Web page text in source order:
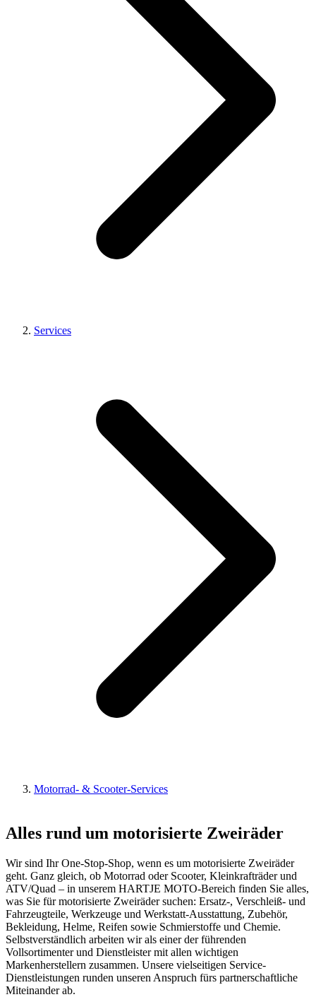
Services
Motorrad- & Scooter-Services
Alles rund um motorisierte Zweiräder
Wir sind Ihr One-Stop-Shop, wenn es um motorisierte Zweiräder
geht. Ganz gleich, ob Motorrad oder Scooter, Kleinkrafträder und
ATV/Quad – in unserem HARTJE MOTO-Bereich finden Sie alles,
was Sie für motorisierte Zweiräder suchen: Ersatz-, Verschleiß- und
Fahrzeugteile, Werkzeuge und Werkstatt-Ausstattung, Zubehör,
Bekleidung, Helme, Reifen sowie Schmierstoffe und Chemie.
Selbstverständlich arbeiten wir als einer der führenden
Vollsortimenter und Dienstleister mit allen wichtigen
Markenherstellern zusammen. Unsere vielseitigen Service-
Dienstleistungen runden unseren Anspruch fürs partnerschaftliche
Miteinander ab.